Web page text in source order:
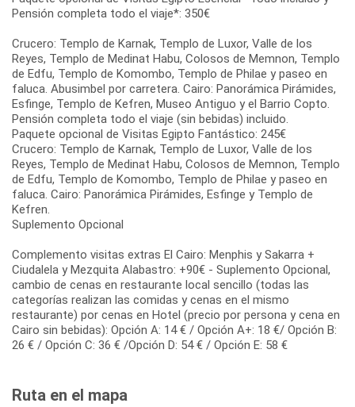
Pensión completa todo el viaje*: 350€
Crucero: Templo de Karnak, Templo de Luxor, Valle de los
Reyes, Templo de Medinat Habu, Colosos de Memnon, Templo
de Edfu, Templo de Komombo, Templo de Philae y paseo en
faluca. Abusimbel por carretera. Cairo: Panorámica Pirámides,
Esfinge, Templo de Kefren, Museo Antiguo y el Barrio Copto.
Pensión completa todo el viaje (sin bebidas) incluido.
Paquete opcional de Visitas Egipto Fantástico: 245€
Crucero: Templo de Karnak, Templo de Luxor, Valle de los
Reyes, Templo de Medinat Habu, Colosos de Memnon, Templo
de Edfu, Templo de Komombo, Templo de Philae y paseo en
faluca. Cairo: Panorámica Pirámides, Esfinge y Templo de
Kefren.
Suplemento Opcional
Complemento visitas extras El Cairo: Menphis y Sakarra +
Ciudalela y Mezquita Alabastro: +90€ - Suplemento Opcional,
cambio de cenas en restaurante local sencillo (todas las
categorías realizan las comidas y cenas en el mismo
restaurante) por cenas en Hotel (precio por persona y cena en
Cairo sin bebidas): Opción A: 14 € / Opción A+: 18 €/ Opción B:
26 € / Opción C: 36 € /Opción D: 54 € / Opción E: 58 €
Ruta en el mapa